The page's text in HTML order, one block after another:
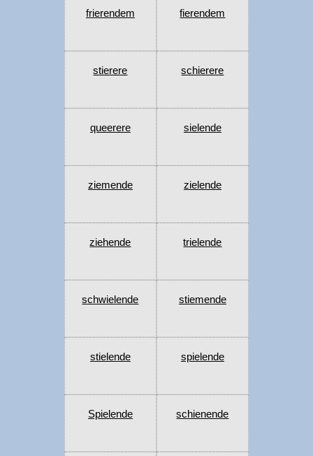
frierendem fierendem
stierere schierere
queerere sielende
ziemende zielende
ziehende trielende
schwielende stiemende
stielende spielende
Spielende schienende